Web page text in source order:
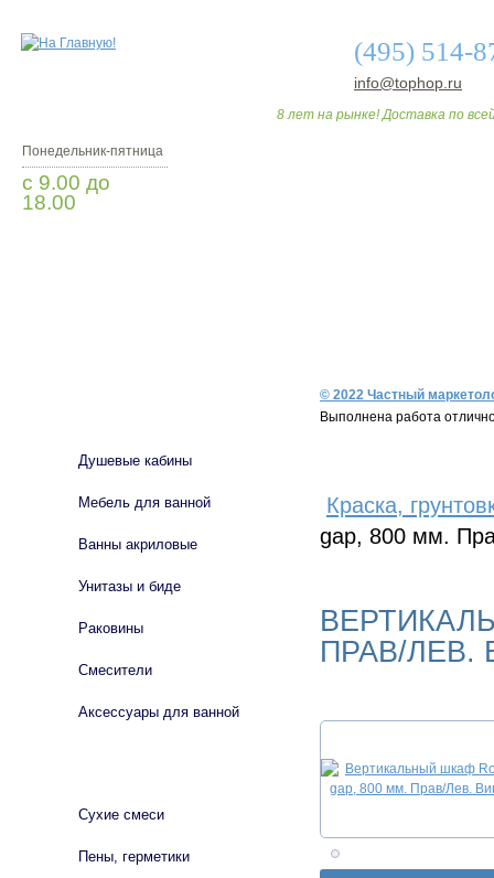
(495) 514-
info@tophop.ru
8 лет на рынке! Доставка по
Понедельник-пятница
с 9.00 до
18.00
© 2022 Частный
Выполнена работа
Краска,
gap, 800 мм.
ПРАВ/ЛЕВ.
Душевые кабины
Мебель для ванной
Ванны акриловые
Унитазы и биде
Раковины
Смесители
Аксессуары для ванной
Сухие смеси
Пены, герметики